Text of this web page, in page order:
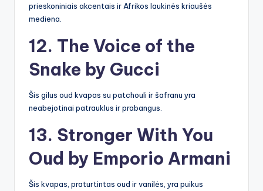
prieskoniniais akcentais ir Afrikos laukinės kriaušės
mediena.
12. The Voice of the
Snake by Gucci
Šis gilus oud kvapas su patchouli ir šafranu yra
neabejotinai patrauklus ir prabangus.
13. Stronger With You
Oud by Emporio Armani
Šis kvapas, praturtintas oud ir vanilės, yra puikus